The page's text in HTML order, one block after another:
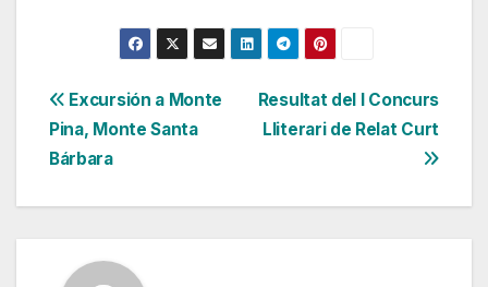
Navegación
de
entradas
Resultat del I Concurs
Lliterari de Relat Curt
Excursión a Monte
Pina, Monte Santa
Bárbara